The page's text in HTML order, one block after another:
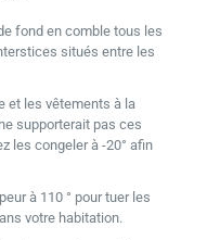
fond en comble tous les
situés entre les
et les vêtements à la
supporterait pas ces
les congeler à -20° afin
à 110 ° pour tuer les
votre habitation.